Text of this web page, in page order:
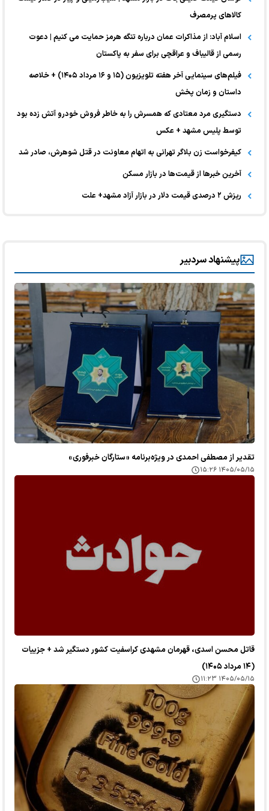
کالا‌های پرمصرف
اسلام آباد: از مذاکرات عمان درباره تنگه هرمز حمایت می کنیم | دعوت
رسمی از قالیباف و عراقچی برای سفر به پاکستان
فیلم‌های سینمایی آخر هفته تلویزیون (۱۵ و ۱۶ مرداد ۱۴۰۵) + خلاصه
داستان و زمان پخش
دستگیری مرد معتادی که همسرش را به خاطر فروش خودرو آتش زده بود
توسط پلیس مشهد + عکس
کیفرخواست زن بلاگر تهرانی به اتهام معاونت در قتل شوهرش، صادر شد
آخرین خبر‌ها از قیمت‌ها در بازار مسکن
ریزش ۲ درصدی قیمت دلار در بازار آزاد مشهد+ علت
پیشنهاد سردبیر
تقدیر از مصطفی احمدی در ویژه‌برنامه «ستارگان خبرفوری»
۱۴۰۵/۰۵/۱۵ ۱۵:۲۶
قاتل محسن اسدی، قهرمان مشهدی کراسفیت کشور دستگیر شد + جزییات
(۱۴ مرداد ۱۴۰۵)
۱۴۰۵/۰۵/۱۵ ۱۱:۲۳